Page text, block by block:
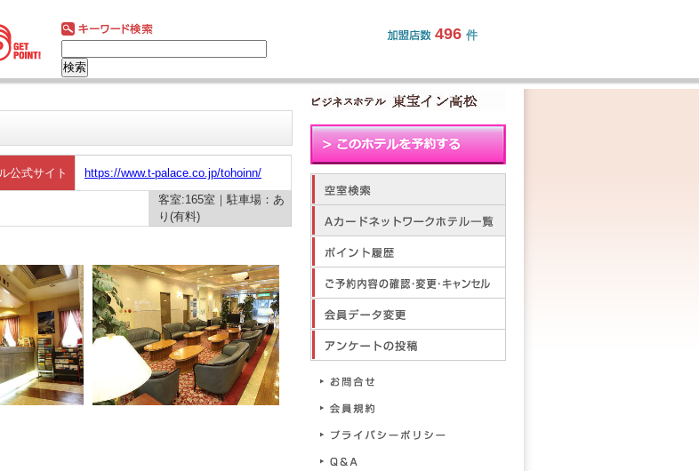
496 件
公式サイト https://www.t-palace.co.jp/tohoinn/
客室:165室｜駐車場：あ
り(有料)